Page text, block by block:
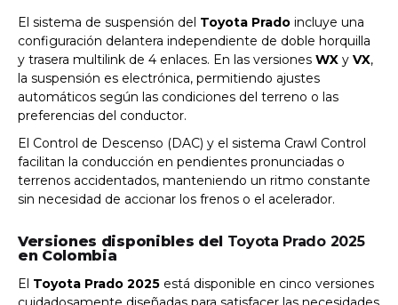
El sistema de suspensión del Toyota Prado incluye una
configuración delantera independiente de doble horquilla
y trasera multilink de 4 enlaces. En las versiones WX y VX,
la suspensión es electrónica, permitiendo ajustes
automáticos según las condiciones del terreno o las
preferencias del conductor.
El Control de Descenso (DAC) y el sistema Crawl Control
facilitan la conducción en pendientes pronunciadas o
terrenos accidentados, manteniendo un ritmo constante
sin necesidad de accionar los frenos o el acelerador.
Versiones disponibles del Toyota Prado 2025
en Colombia
El Toyota Prado 2025 está disponible en cinco versiones